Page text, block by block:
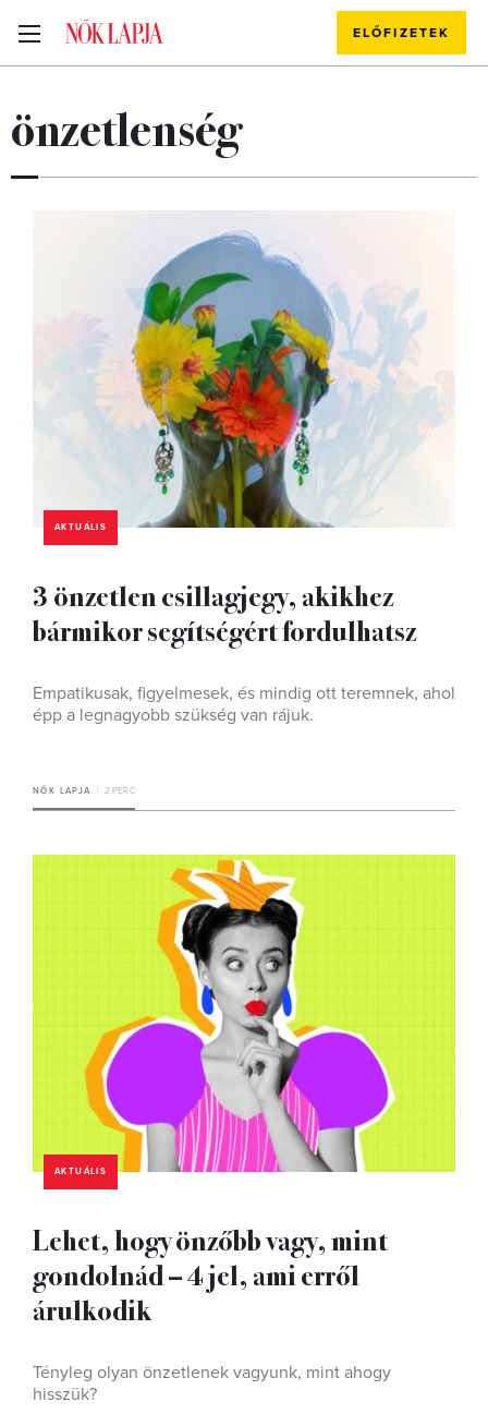
ELŐFIZETEK
önzetlenség
AKTUÁLIS
3 önzetlen csillagjegy, akikhez
bármikor segítségért fordulhatsz
Empatikusak, figyelmesek, és mindig ott teremnek, ahol
épp a legnagyobb szükség van rájuk.
NŐK LAPJA 2 PERC
AKTUÁLIS
Lehet, hogy önzőbb vagy, mint
gondolnád – 4 jel, ami erről
árulkodik
Tényleg olyan önzetlenek vagyunk, mint ahogy
hisszük?